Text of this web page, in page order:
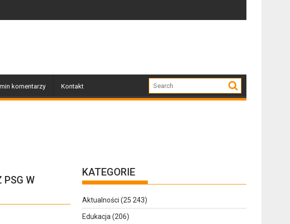
emocji!
drzewa uszkodzone przez nawałnicę
komentarzy Kontakt
PSG W
KATEGORIE
Aktualności (25 243)
Edukacja (206)